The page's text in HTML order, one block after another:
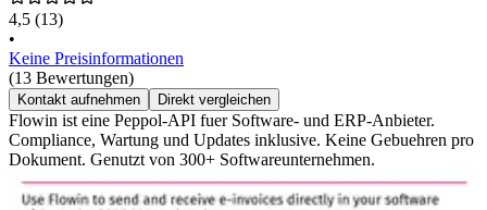
4,5 (13)
•
Keine Preisinformationen
(13 Bewertungen)
Kontakt aufnehmen Direkt vergleichen
Flowin ist eine Peppol-API fuer Software- und ERP-Anbieter.
Compliance, Wartung und Updates inklusive. Keine Gebuehren pro
Dokument. Genutzt von 300+ Softwareunternehmen.